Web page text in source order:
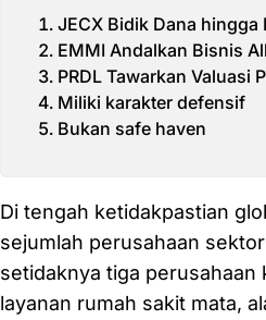
JECX Bidik Dana hingga
EMMI Andalkan Bisnis
PRDL Tawarkan Valuasi
Miliki karakter defensif
Bukan safe haven
Di tengah ketidakpastian
sejumlah perusahaan
setidaknya tiga
layanan rumah sakit mata,